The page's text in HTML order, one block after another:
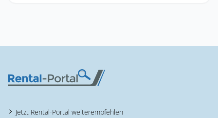
Jetzt Rental-Portal weiterempfehlen